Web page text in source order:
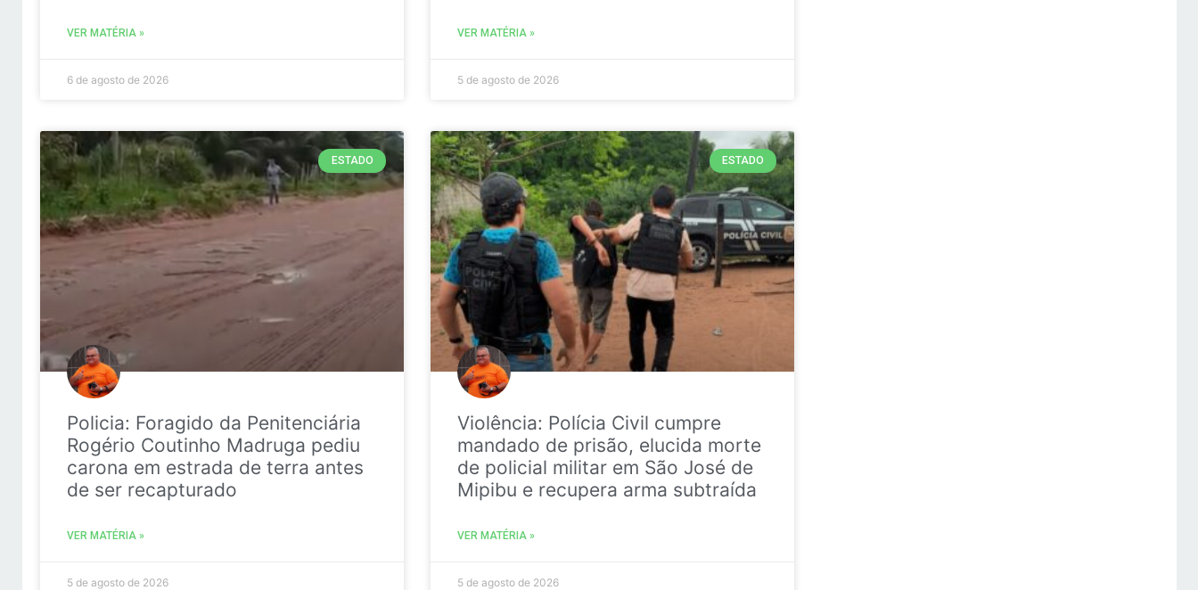
VER MATÉRIA »
6 de agosto de 2026
VER MATÉRIA »
5 de agosto de 2026
ESTADO
Policia: Foragido da Penitenciária
Rogério Coutinho Madruga pediu
carona em estrada de terra antes
de ser recapturado
VER MATÉRIA »
5 de agosto de 2026
ESTADO
Violência: Polícia Civil cumpre
mandado de prisão, elucida morte
de policial militar em São José de
Mipibu e recupera arma subtraída
VER MATÉRIA »
5 de agosto de 2026